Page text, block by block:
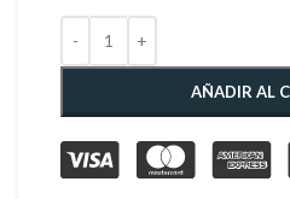
AÑADIR AL